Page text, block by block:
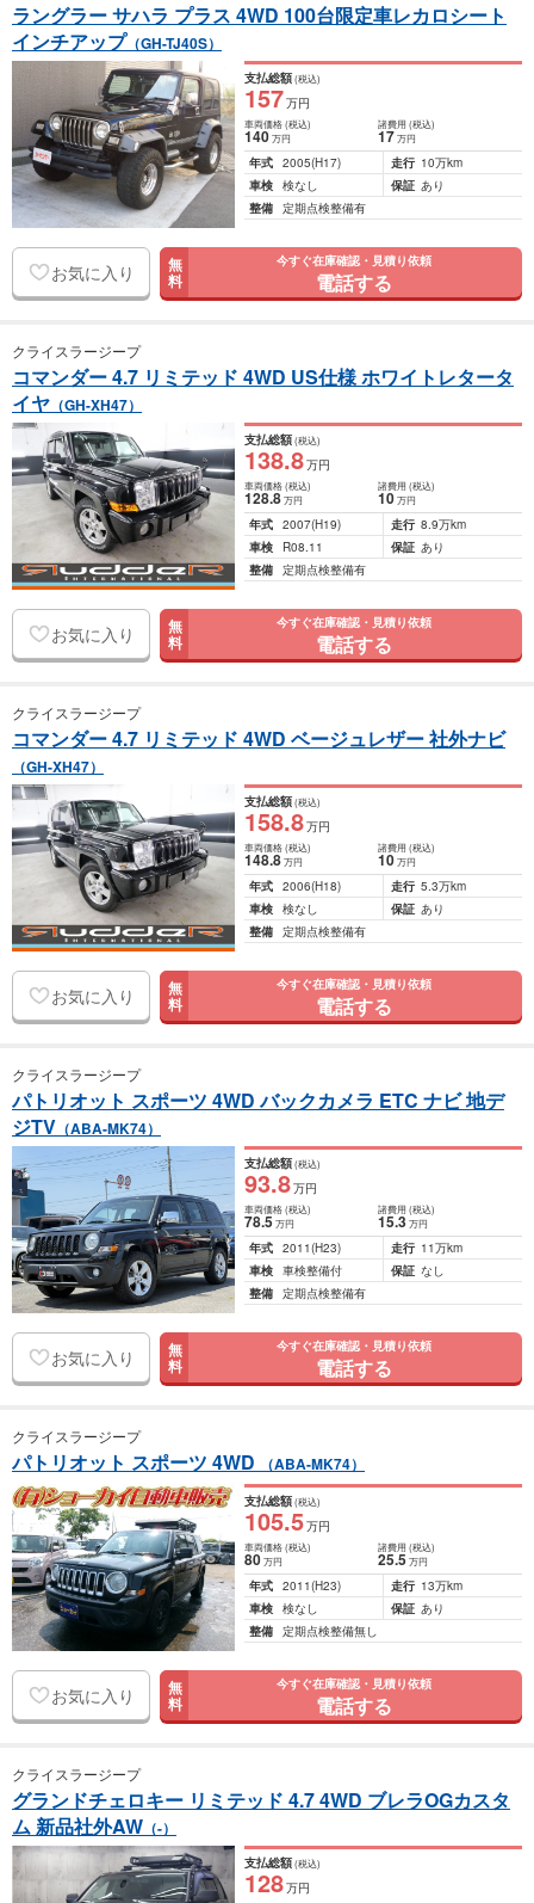
ラングラー サハラ プラス 4WD 100台限定車レカロシート
インチアップ（GH-TJ40S）
支払総額(税込)
157万円
車両価格(税込)
140万円
諸費用 (税込)
17 万円
年式 2005(H17) 走行 10万km
車検 検なし 保証 あり
整備 定期点検整備有
お気に入り 無
料
今すぐ在庫確認・見積り依頼
電話する
クライスラージープ
コマンダー 4.7 リミテッド 4WD US仕様 ホワイトレタータ
イヤ （GH-XH47）
支払総額(税込)
138.8万円
車両価格(税込)
128.8万円
諸費用 (税込)
10 万円
年式 2007(H19) 走行 8.9万km
車検
R08.11 保証 あり
整備 定期点検整備有
お気に入り 無
料
今すぐ在庫確認・見積り依頼
電話する
クライスラージープ
コマンダー 4.7 リミテッド 4WD ベージュレザー 社外ナビ
（GH-XH47）
支払総額(税込)
158.8万円
車両価格(税込)
148.8万円
諸費用 (税込)
10 万円
年式 2006(H18) 走行 5.3万km
車検 検なし 保証 あり
整備 定期点検整備有
お気に入り 無
料
今すぐ在庫確認・見積り依頼
電話する
クライスラージープ
パトリオット スポーツ 4WD バックカメラ ETC ナビ 地デ
ジTV （ABA-MK74）
支払総額(税込)
93.8万円
車両価格(税込)
78.5万円
諸費用 (税込)
15.3 万円
年式 2011(H23) 走行 11万km
車検 車検整備付 保証 なし
整備 定期点検整備有
お気に入り 無
料
今すぐ在庫確認・見積り依頼
電話する
クライスラージープ
パトリオット スポーツ 4WD （ABA-MK74）
支払総額(税込)
105.5万円
車両価格(税込)
80万円
諸費用 (税込)
25.5 万円
年式 2011(H23) 走行 13万km
車検 検なし 保証 あり
整備 定期点検整備無し
お気に入り 無
料
今すぐ在庫確認・見積り依頼
電話する
クライスラージープ
グランドチェロキー リミテッド 4.7 4WD ブレラOGカスタ
ム 新品社外AW （-）
支払総額(税込)
128万円